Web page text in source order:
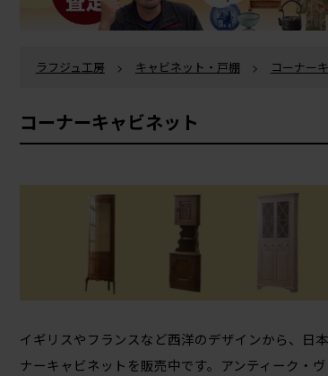
ラフジュ工房 > キャビネット・戸棚 > コーナー
コーナーキャビネット
イギリスやフランスなど西洋のデザインから、日
ナーキャビネットを販売中です。アンティーク・